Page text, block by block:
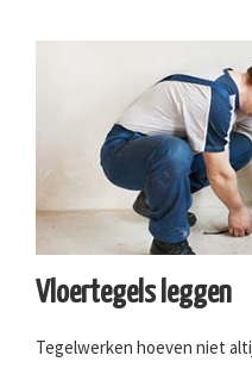
Vloertegels leggen
Tegelwerken hoeven niet